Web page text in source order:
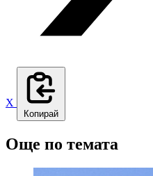
X
Копирай
Още по темата